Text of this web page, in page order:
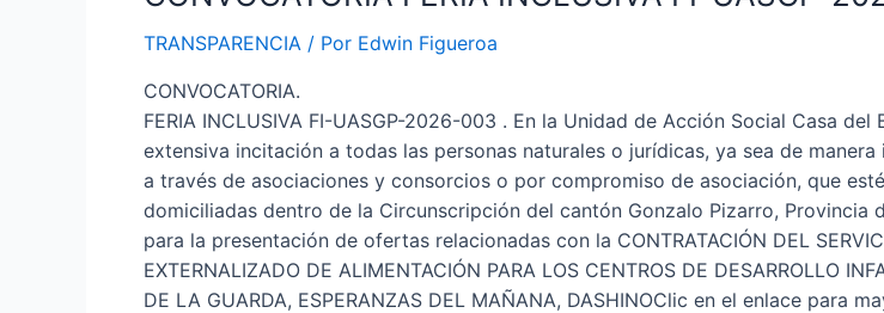
TRANSPARENCIA / Por Edwin Figueroa
CONVOCATORIA.
FERIA INCLUSIVA FI-UASGP-2026-003 . En la Unidad de Acción Social Casa
extensiva incitación a todas las personas naturales o jurídicas, ya sea de manera
a través de asociaciones y consorcios o por compromiso de asociación, que
domiciliadas dentro de la Circunscripción del cantón Gonzalo Pizarro, Provincia
para la presentación de ofertas relacionadas con la CONTRATACIÓN DEL
EXTERNALIZADO DE ALIMENTACIÓN PARA LOS CENTROS DE DESARROLLO
DE LA GUARDA, ESPERANZAS DEL MAÑANA, DASHINOClic en el enlace para